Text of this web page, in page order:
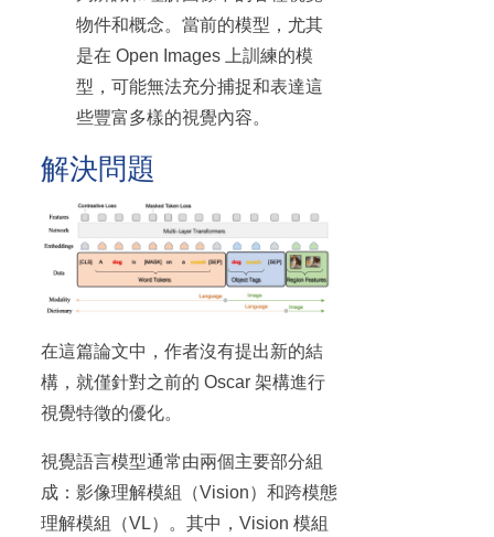
物件和概念。當前的模型，尤其
是在 Open Images 上訓練的模
型，可能無法充分捕捉和表達這
些豐富多樣的視覺內容。
解決問題
在這篇論文中，作者沒有提出新的結
構，就僅針對之前的 Oscar 架構進行
視覺特徵的優化。
視覺語言模型通常由兩個主要部分組
成：影像理解模組（Vision）和跨模態
理解模組（VL）。其中，Vision 模組